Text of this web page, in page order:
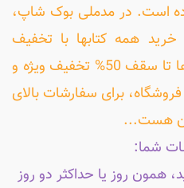
است. در مدملی بوک شاپ،
همه کتابها با تخفیف
انجام می شود و کلیه کتاب ها تا سقف 50% تخفیف ویژه و
برای سفارشات بالای
شما:
همون روز یا حداکثر دو روز